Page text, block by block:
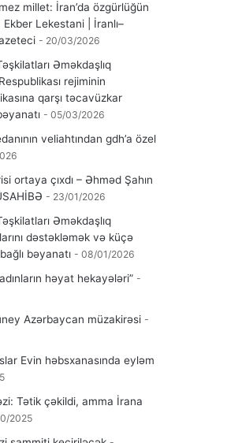
millet: İran’da özgürlüğün
Lekestani | İranlı–
20/03/2026
Əməkdaşlıq
rejiminin
qarşı təcavüzkar
05/03/2026
veliahtından gdh’a özel
ortaya çıxdı – Əhməd Şahın
23/01/2026
Əməkdaşlıq
dəstəkləmək və küçə
bəyanatı
08/01/2026
həyat hekayələri”
Azərbaycan müzakirəsi
Evin həbsxanasında eyləm
Tətik çəkildi, amma İrana
2025